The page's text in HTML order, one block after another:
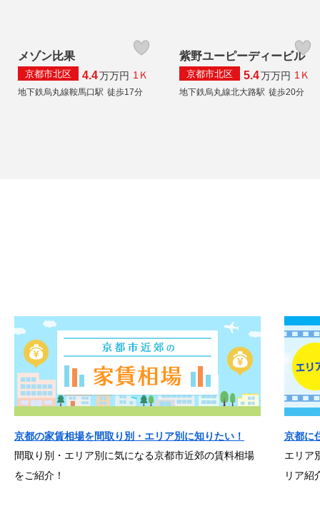
メゾン比果
京都市北区 4.4万万円 1Ｋ
地下鉄烏丸線鞍馬口駅 徒歩17分
紫野ユーピーディービル
京都市北区 5.4万万円 1Ｋ
地下鉄烏丸線北大路駅 徒歩20分
京都の家賃相場を間取り別・エリア別に知りたい！
間取り別・エリア別に気になる京都市近郊の賃料相場
をご紹介！
京都に
エリア
リア紹